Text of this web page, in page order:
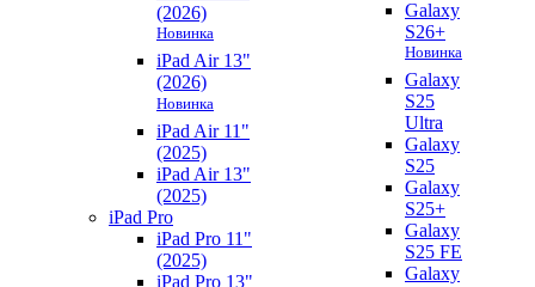
(2026)
Новинка
iPad Air 13"
(2026)
Новинка
iPad Air 11"
(2025)
iPad Air 13"
(2025)
iPad Pro
iPad Pro 11"
(2025)
iPad Pro 13"
Galaxy
S26+
Новинка
Galaxy
S25
Ultra
Galaxy
S25
Galaxy
S25+
Galaxy
S25 FE
Galaxy